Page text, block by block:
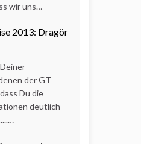
wir uns…
2013: Dragör
der GT
Du die
deutlich